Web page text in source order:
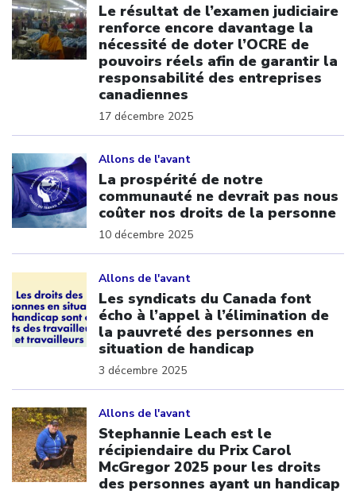
Le résultat de l’examen judiciaire
renforce encore davantage la
nécessité de doter l’OCRE de
pouvoirs réels afin de garantir la
responsabilité des entreprises
canadiennes
17 décembre 2025
Allons de l'avant
La prospérité de notre
communauté ne devrait pas nous
coûter nos droits de la personne
10 décembre 2025
Allons de l'avant
Les syndicats du Canada font
écho à l’appel à l’élimination de
la pauvreté des personnes en
situation de handicap
3 décembre 2025
Allons de l'avant
Stephannie Leach est le
récipiendaire du Prix Carol
McGregor 2025 pour les droits
des personnes ayant un handicap